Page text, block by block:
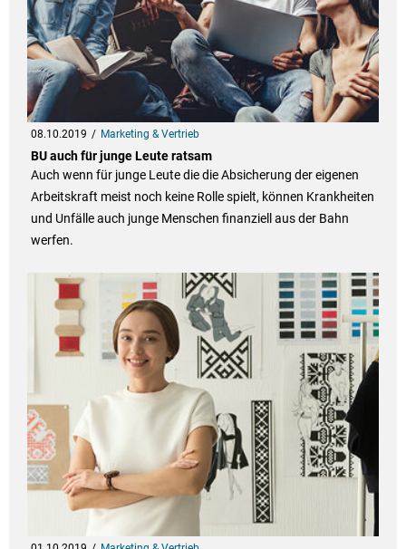
08.10.2019 Marketing & Vertrieb
BU auch für junge Leute ratsam
Auch wenn für junge Leute die die Absicherung der eigenen
Arbeitskraft meist noch keine Rolle spielt, können Krankheiten
und Unfälle auch junge Menschen finanziell aus der Bahn
werfen.